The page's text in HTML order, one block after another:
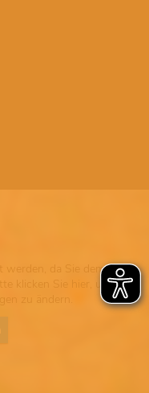
werden, da Sie dem
klicken Sie hier, um
zu ändern.